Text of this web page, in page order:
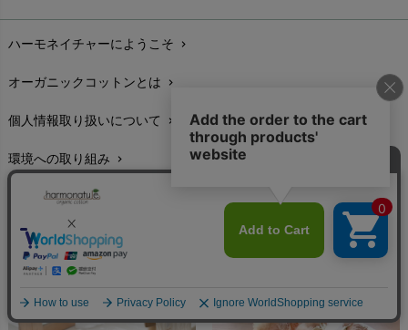
配送と送料chevron_right
在庫状況と発送予定chevron_right
サイズ・寸法chevron_right
生地・素材chevron_right
お手入れについて
レビューを書こうchevron_right
返品交換
FAXでのご注文chevron_right
ハーモネイチャーにようこそ chevron_right
オーガニックコットンとは chevron_right
個人情報取り扱いについて chevron_right
環境への取り組み chevron_right
こんせぷと1999
ハーモネイチャー商品用語辞典
特定商取引に基づく表示